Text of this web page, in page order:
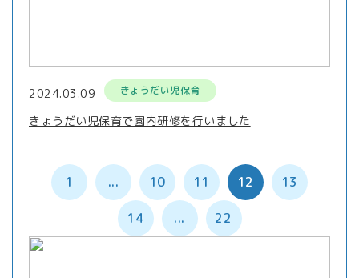
2024.03.09 きょうだい児保育
きょうだい児保育で園内研修を行いました
1 ... 10 11 12 13
14 ... 22